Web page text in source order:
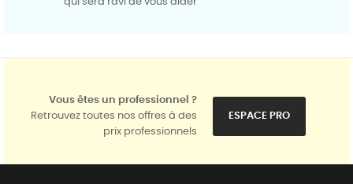
Vous êtes un professionnel ?
Retrouvez toutes nos offres à des
prix professionnels
ESPACE PRO